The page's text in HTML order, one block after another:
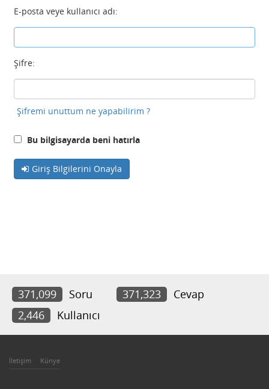
E-posta veye kullanıcı adı:
Şifre:
Şifremi unuttum ne yapabilirim ?
Bu bilgisayarda beni hatırla
Giriş Bilgilerini Onayla
371,099 Soru 371,323
Cevap
2,446
Kullanıcı
İletişim Künye